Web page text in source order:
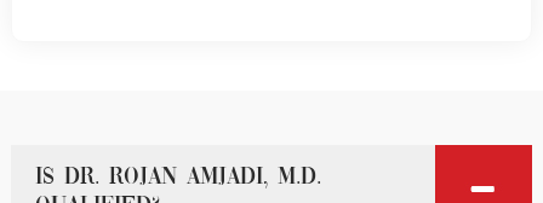
Is Dr. Rojan Amjadi, M.D.